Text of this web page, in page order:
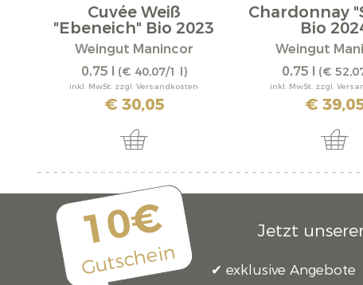
Cuvée Weiß
"Ebeneich" Bio 2023
Weingut Manincor
0,75 l (€ 40,07/1 l)
inkl. MwSt. zzgl. Versandkosten
€ 30,05
Chardonnay
Bio
Weingut
0,75 l (€
inkl. MwSt. zzgl.
€
10€
Gutschein
Jetzt
exklusive Angebote